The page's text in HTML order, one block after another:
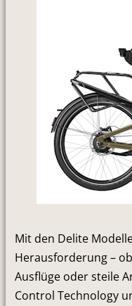
Mit den Delite
Herausforderung –
Ausflüge oder steile
Control Technology